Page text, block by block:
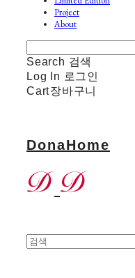
Project
About
Search 검색
Log In 로그인
Cart장바구니
DonaHome